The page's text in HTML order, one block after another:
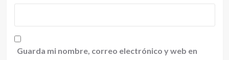
Guarda mi nombre, correo electrónico y web en